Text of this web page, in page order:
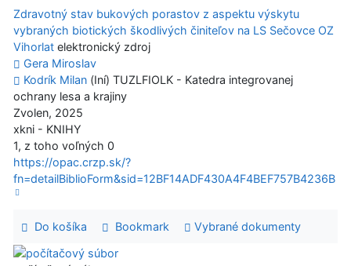
Zdravotný stav bukových porastov z aspektu výskytu
vybraných biotických škodlivých činiteľov na LS Sečovce OZ
Vihorlat elektronický zdroj
Gera Miroslav
Kodrík Milan (Iní) TUZLFIOLK - Katedra integrovanej
ochrany lesa a krajiny
Zvolen, 2025
xkni - KNIHY
1, z toho voľných 0
https://opac.crzp.sk/?
fn=detailBiblioForm&sid=12BF14ADF430A4F4BEF757B4236B
Do košíka Bookmark Vybrané dokumenty